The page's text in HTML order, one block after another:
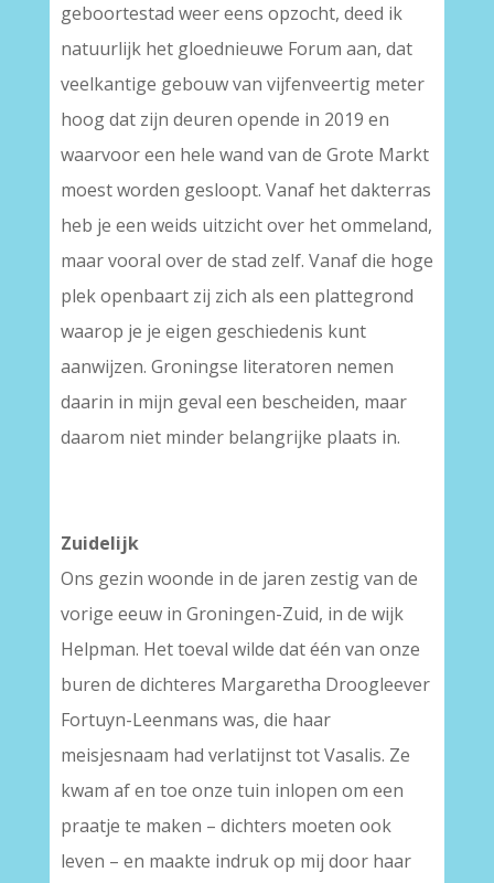
geboortestad weer eens opzocht, deed ik
natuurlijk het gloednieuwe Forum aan, dat
veelkantige gebouw van vijfenveertig meter
hoog dat zijn deuren opende in 2019 en
waarvoor een hele wand van de Grote Markt
moest worden gesloopt. Vanaf het dakterras
heb je een weids uitzicht over het ommeland,
maar vooral over de stad zelf. Vanaf die hoge
plek openbaart zij zich als een plattegrond
waarop je je eigen geschiedenis kunt
aanwijzen. Groningse literatoren nemen
daarin in mijn geval een bescheiden, maar
daarom niet minder belangrijke plaats in.
Zuidelijk
Ons gezin woonde in de jaren zestig van de
vorige eeuw in Groningen-Zuid, in de wijk
Helpman. Het toeval wilde dat één van onze
buren de dichteres Margaretha Droogleever
Fortuyn-Leenmans was, die haar
meisjesnaam had verlatijnst tot Vasalis. Ze
kwam af en toe onze tuin inlopen om een
praatje te maken – dichters moeten ook
leven – en maakte indruk op mij door haar